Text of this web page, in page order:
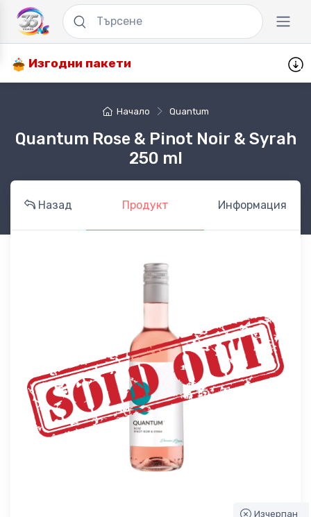
Изгодни пакети
Начало Quantum
Quantum Rose & Pinot Noir & Syrah
250 ml
Назад Продукт Информация
Изчерпан